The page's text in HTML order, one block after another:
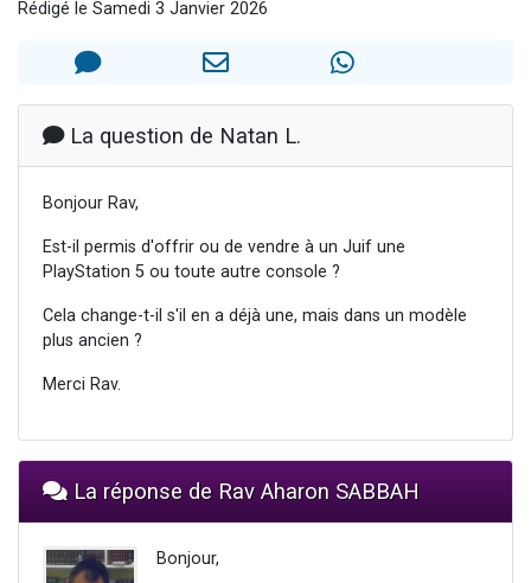
Il reste 49 places pour étudier en groupe sur Zoom
Eva vient de donner son Maasser
Rédigé le Samedi 3 Janvier 2026
La question de Natan L.
Bonjour Rav,
Est-il permis d'offrir ou de vendre à un Juif une
PlayStation 5 ou toute autre console ?
Cela change-t-il s'il en a déjà une, mais dans un modèle
plus ancien ?
Merci Rav.
La réponse de Rav Aharon SABBAH
Bonjour,